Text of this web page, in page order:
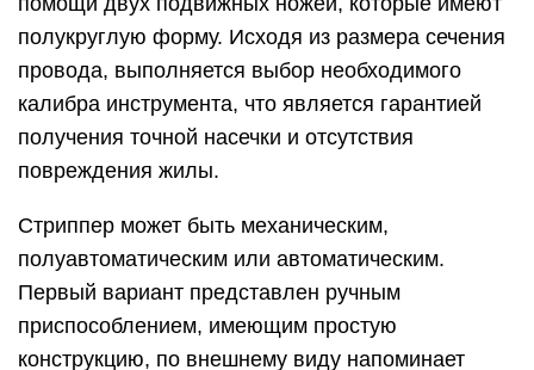
пассатижи. Ручной кабелерез применяется для
зачистки отдельных проводов. Благодаря
наличию нескольких отверстий разного диаметра
с лезвиями на внутренней поверхности
прижимов, можно обрабатывать кабель разного
сечения, находящегося в диапазоне 0,25-2,5 мм.
Важно! Стоимость механического стриппера
напрямую зависит от количества гнезд на губах
инструмента и их цифрового значения
Самым популярным инструментом для зачистки